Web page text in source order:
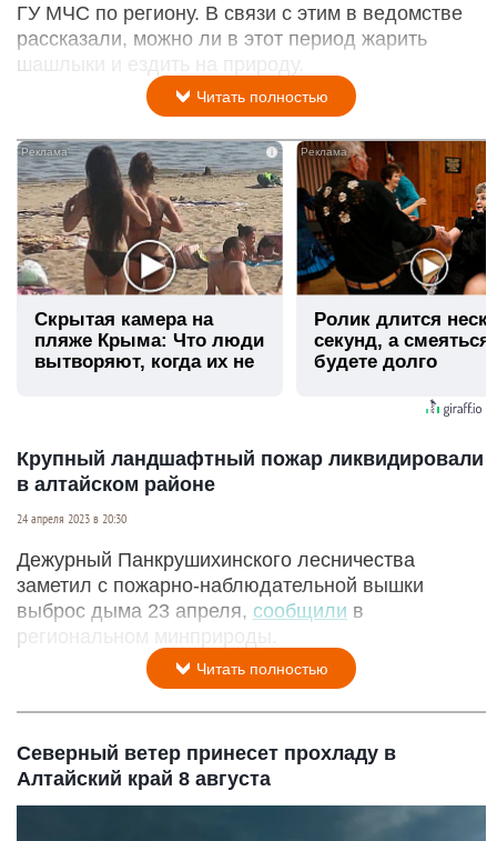
ГУ МЧС по региону. В связи с этим в ведомстве
рассказали, можно ли в этот период жарить
шашлыки и ездить на природу.
Читать полностью
i
Скрытая камера на
пляже Крыма: Что люди
вытворяют, когда их не
Ролик длится
секунд, а
будете долго
Крупный ландшафтный пожар ликвидировали
в алтайском районе
24 апреля 2023 в 20:30
Дежурный Панкрушихинского лесничества
заметил с пожарно-наблюдательной вышки
выброс дыма 23 апреля, сообщили в
региональном минприроды.
Читать полностью
Северный ветер принесет прохладу в
Алтайский край 8 августа